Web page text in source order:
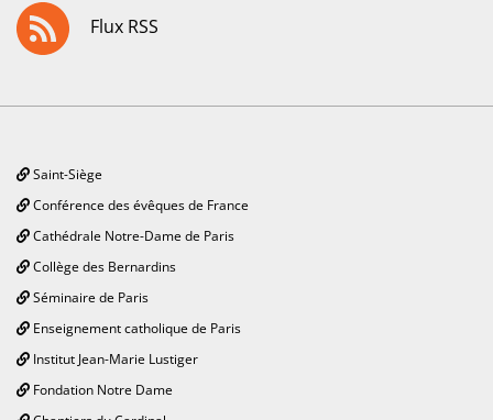
Flux RSS
Saint-Siège
Conférence des évêques de France
Cathédrale Notre-Dame de Paris
Collège des Bernardins
Séminaire de Paris
Enseignement catholique de Paris
Institut Jean-Marie Lustiger
Fondation Notre Dame